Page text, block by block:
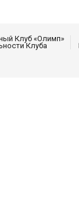
Клуб «Олимп»
Клуба